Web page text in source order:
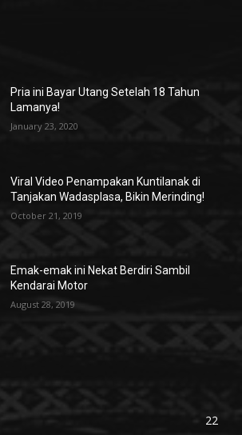
Pria ini Bayar Utang Setelah 18 Tahun
Lamanya!
January 23, 2020
Viral Video Penampakan Kuntilanak di
Tanjakan Wadasplasa, Bikin Merinding!
October 21, 2019
Emak-emak ini Nekat Berdiri Sambil
Kendarai Motor
August 28, 2019
22